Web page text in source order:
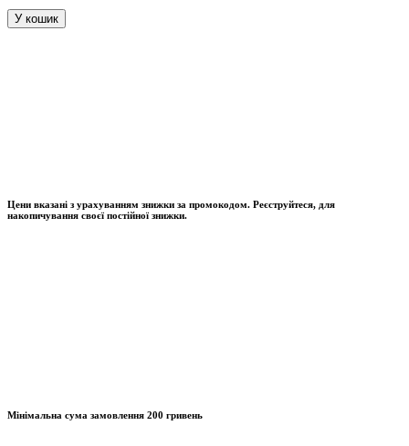
У кошик
Цени вказані з урахуванням знижки за промокодом. Реєструйтеся, для
накопичування своєї постійної знижки.
Мінімальна сума замовлення 200 гривень